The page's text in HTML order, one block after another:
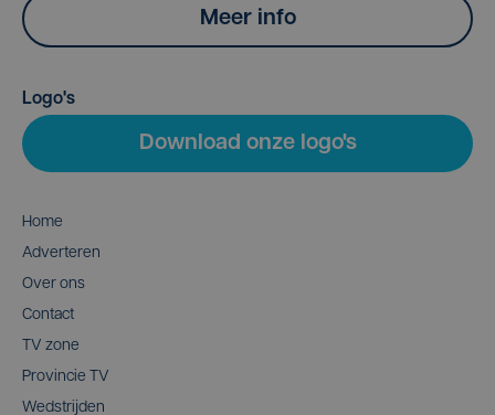
Meer info
Logo's
Download onze logo's
Home
Adverteren
Over ons
Contact
TV zone
Provincie TV
Wedstrijden